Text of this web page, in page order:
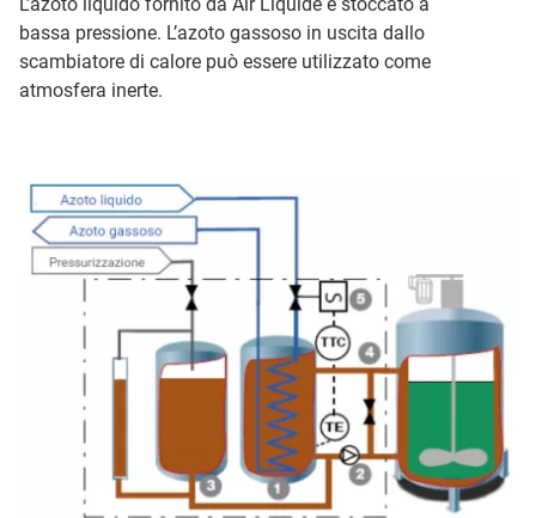
bassa pressione. L’azoto gassoso in uscita dallo
scambiatore di calore può essere utilizzato come
atmosfera inerte.